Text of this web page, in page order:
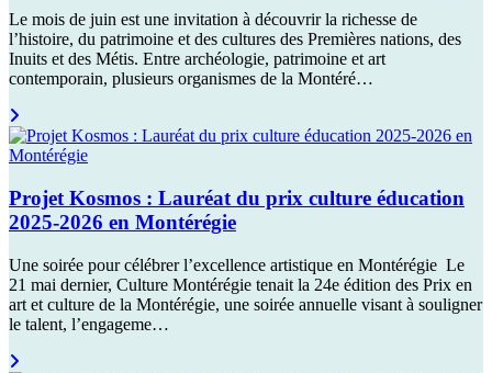
Le mois de juin est une invitation à découvrir la richesse de
l’histoire, du patrimoine et des cultures des Premières nations, des
Inuits et des Métis. Entre archéologie, patrimoine et art
contemporain, plusieurs organismes de la Montéré…
Projet Kosmos : Lauréat du prix culture éducation
2025-2026 en Montérégie
Une soirée pour célébrer l’excellence artistique en Montérégie Le
21 mai dernier, Culture Montérégie tenait la 24e édition des Prix en
art et culture de la Montérégie, une soirée annuelle visant à souligner
le talent, l’engageme…